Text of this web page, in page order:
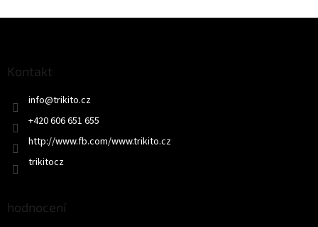
Kontakt
info@trikito.cz
+420 606 651 655
http://www.fb.com/www.trikito.cz
trikitocz
hodnocení